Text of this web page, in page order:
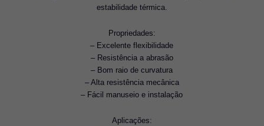
estabilidade térmica.
Propriedades:
– Excelente flexibilidade
– Resistência a abrasão
– Bom raio de curvatura
– Alta resistência mecânica
– Fácil manuseio e instalação
Aplicações: